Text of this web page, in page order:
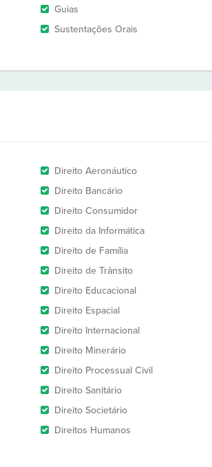
Guias
Sustentações Orais
Direito Aeronáutico
Direito Bancário
Direito Consumidor
Direito da Informática
Direito de Família
Direito de Trânsito
Direito Educacional
Direito Espacial
Direito Internacional
Direito Minerário
Direito Processual Civil
Direito Sanitário
Direito Societário
Direitos Humanos